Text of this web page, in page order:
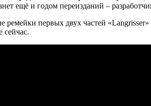
ещё и годом переизданий –
первых двух частей
сейчас.